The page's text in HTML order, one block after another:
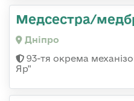
Медсестра/
Дніпро
93-тя окрема
Яр"